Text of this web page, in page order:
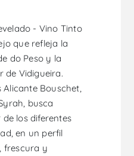
- Vino Tinto
que refleja la
do Peso y la
de Vidigueira.
Bouschet,
busca
los diferentes
en un perfil
frescura y